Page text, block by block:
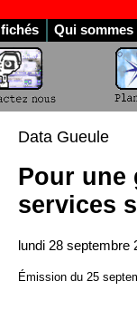
Qui sommes
Data Gueule
Pour une
services
lundi 28 septembre
Émission du 25